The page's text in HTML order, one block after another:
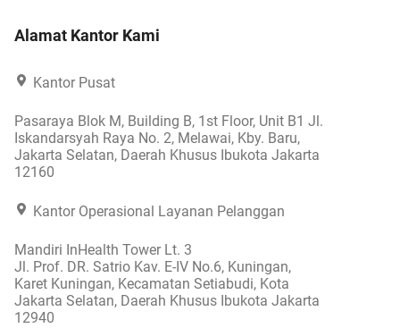
Alamat Kantor Kami
Kantor Pusat
Pasaraya Blok M, Building B, 1st Floor, Unit B1 Jl.
Iskandarsyah Raya No. 2, Melawai, Kby. Baru,
Jakarta Selatan, Daerah Khusus Ibukota Jakarta
12160
Kantor Operasional Layanan Pelanggan
Mandiri InHealth Tower Lt. 3
Jl. Prof. DR. Satrio Kav. E-IV No.6, Kuningan,
Karet Kuningan, Kecamatan Setiabudi, Kota
Jakarta Selatan, Daerah Khusus Ibukota Jakarta
12940